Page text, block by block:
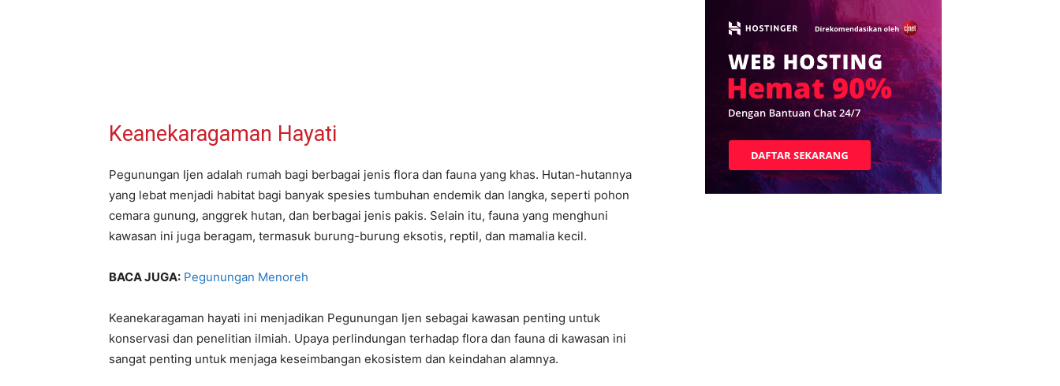
Keanekaragaman Hayati
Pegunungan Ijen adalah rumah bagi berbagai jenis flora dan fauna yang khas. Hutan-hutannya
yang lebat menjadi habitat bagi banyak spesies tumbuhan endemik dan langka, seperti pohon
cemara gunung, anggrek hutan, dan berbagai jenis pakis. Selain itu, fauna yang menghuni
kawasan ini juga beragam, termasuk burung-burung eksotis, reptil, dan mamalia kecil.
BACA JUGA: Pegunungan Menoreh
Keanekaragaman hayati ini menjadikan Pegunungan Ijen sebagai kawasan penting untuk
konservasi dan penelitian ilmiah. Upaya perlindungan terhadap flora dan fauna di kawasan ini
sangat penting untuk menjaga keseimbangan ekosistem dan keindahan alamnya.